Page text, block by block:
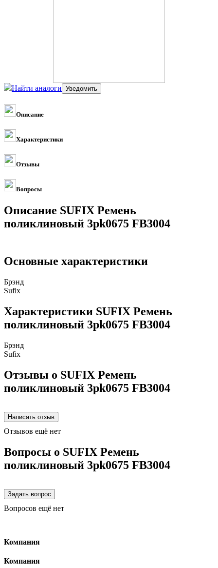
Найти аналоги
Описание
Характеристики
Отзывы
Вопросы
Описание SUFIX Ремень
поликлиновый 3pk0675 FB3004
Основные характеристики
Брэнд
Sufix
Характеристики SUFIX Ремень
поликлиновый 3pk0675 FB3004
Брэнд
Sufix
Отзывы о SUFIX Ремень
поликлиновый 3pk0675 FB3004
Отзывов ещё нет
Вопросы о SUFIX Ремень
поликлиновый 3pk0675 FB3004
Вопросов ещё нет
Компания
Компания